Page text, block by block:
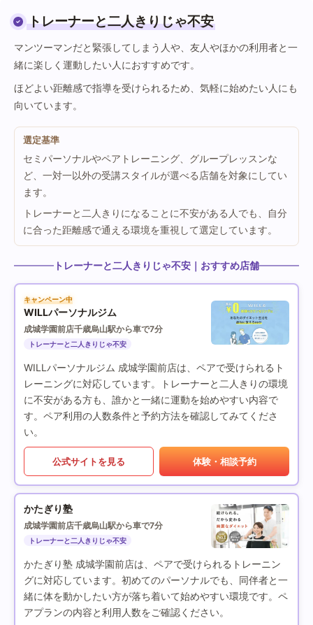
トレーナーと二人きりじゃ不安
マンツーマンだと緊張してしまう人や、友人やほかの利用者と一
緒に楽しく運動したい人におすすめです。
ほどよい距離感で指導を受けられるため、気軽に始めたい人にも
向いています。
選定基準
セミパーソナルやペアトレーニング、グループレッスンな
ど、一対一以外の受講スタイルが選べる店舗を対象にしてい
ます。
トレーナーと二人きりになることに不安がある人でも、自分
に合った距離感で通える環境を重視して選定しています。
トレーナーと二人きりじゃ不安｜おすすめ店舗
キャンペーン中
WILLパーソナルジム
成城学園前店千歳烏山駅から車で7分
トレーナーと二人きりじゃ不安
WILLパーソナルジム 成城学園前店は、ペアで受けられるト
レーニングに対応しています。トレーナーと二人きりの環境
に不安がある方も、誰かと一緒に運動を始めやすい内容で
す。ペア利用の人数条件と予約方法を確認してみてくださ
い。
公式サイトを見る 体験・相談予約
かたぎり塾
成城学園前店千歳烏山駅から車で7分
トレーナーと二人きりじゃ不安
かたぎり塾 成城学園前店は、ペアで受けられるトレーニン
グに対応しています。初めてのパーソナルでも、同伴者と一
緒に体を動かしたい方が落ち着いて始めやすい環境です。ペ
アプランの内容と利用人数をご確認ください。